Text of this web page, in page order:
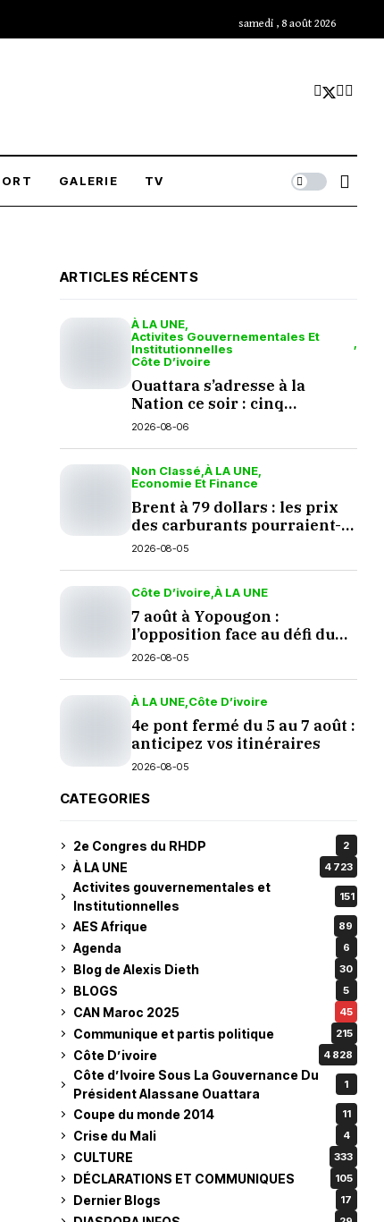
samedi , 8 août 2026
GALERIE TV
ARTICLES RÉCENTS
À LA UNE
Activites Gouvernementales Et
Institutionnelles
Côte D’ivoire
Ouattara s’adresse à la
Nation ce soir : cinq
questions en suspens
2026-08-06
Non Classé À LA UNE
Economie Et Finance
Brent à 79 dollars : les prix
des carburants pourraient-
ils baisser en septembre ?
2026-08-05
Côte D’ivoire À LA UNE
7 août à Yopougon :
l’opposition face au défi du
dialogue
2026-08-05
À LA UNE Côte D’ivoire
4e pont fermé du 5 au 7 août :
anticipez vos itinéraires
2026-08-05
CATEGORIES
2e Congres du RHDP 2
À LA UNE 4 723
Activites gouvernementales et
Institutionnelles
151
AES Afrique 89
Agenda 6
Blog de Alexis Dieth 30
BLOGS 5
CAN Maroc 2025 45
Communique et partis politique 215
Côte D’ivoire 4 828
Côte d’Ivoire Sous La Gouvernance Du
Président Alassane Ouattara
1
Coupe du monde 2014 11
Crise du Mali 4
CULTURE 333
DÉCLARATIONS ET COMMUNIQUES 105
Dernier Blogs 17